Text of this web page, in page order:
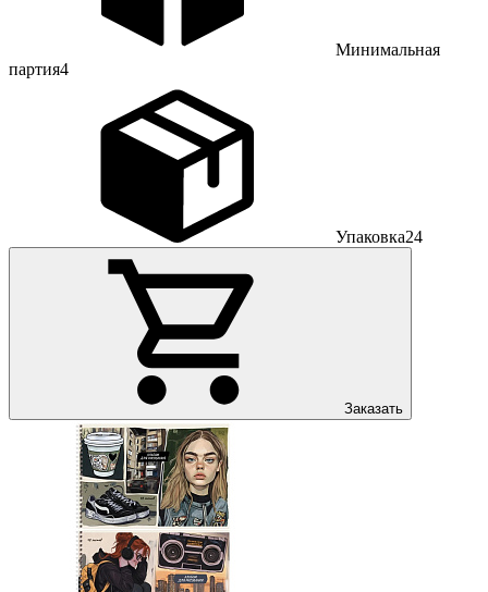
Минимальная
партия4
Упаковка24
Заказать